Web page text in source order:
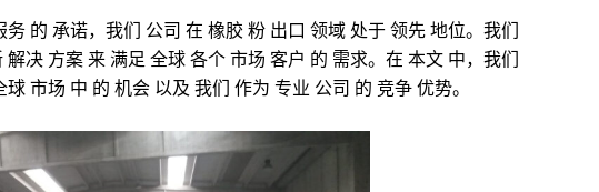
的 承诺，我们 公司 在 橡胶 粉 出口 领域 处于 领先 地位。我们
决 方案 来 满足 全球 各个 市场 客户 的 需求。在 本文 中，我们
市场 中 的 机会 以及 我们 作为 专业 公司 的 竞争 优势。